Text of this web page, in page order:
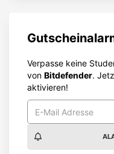
Verpasse keine
von Bitdefender.
aktivieren!